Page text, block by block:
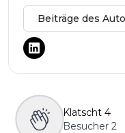
Beiträge des
Klatscht 4
Besucher 2